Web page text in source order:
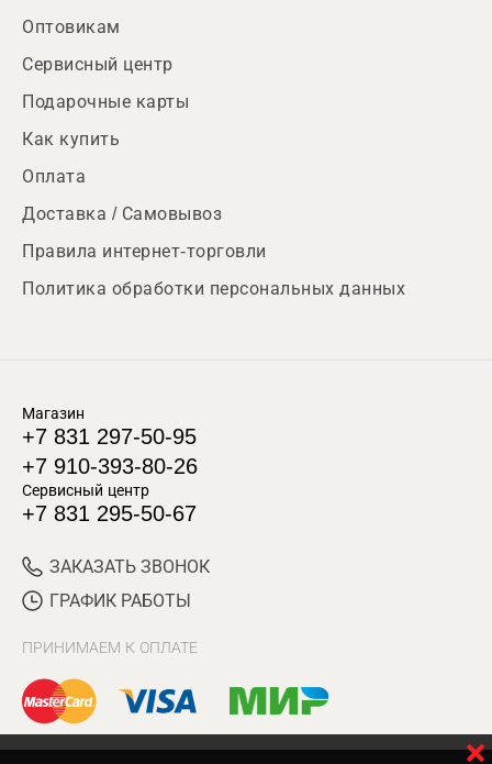
Оптовикам
Сервисный центр
Подарочные карты
Как купить
Оплата
Доставка / Самовывоз
Правила интернет-торговли
Политика обработки персональных данных
Магазин
+7 831 297-50-95
+7 910-393-80-26
Сервисный центр
+7 831 295-50-67
ЗАКАЗАТЬ ЗВОНОК
ГРАФИК РАБОТЫ
ПРИНИМАЕМ К ОПЛАТЕ